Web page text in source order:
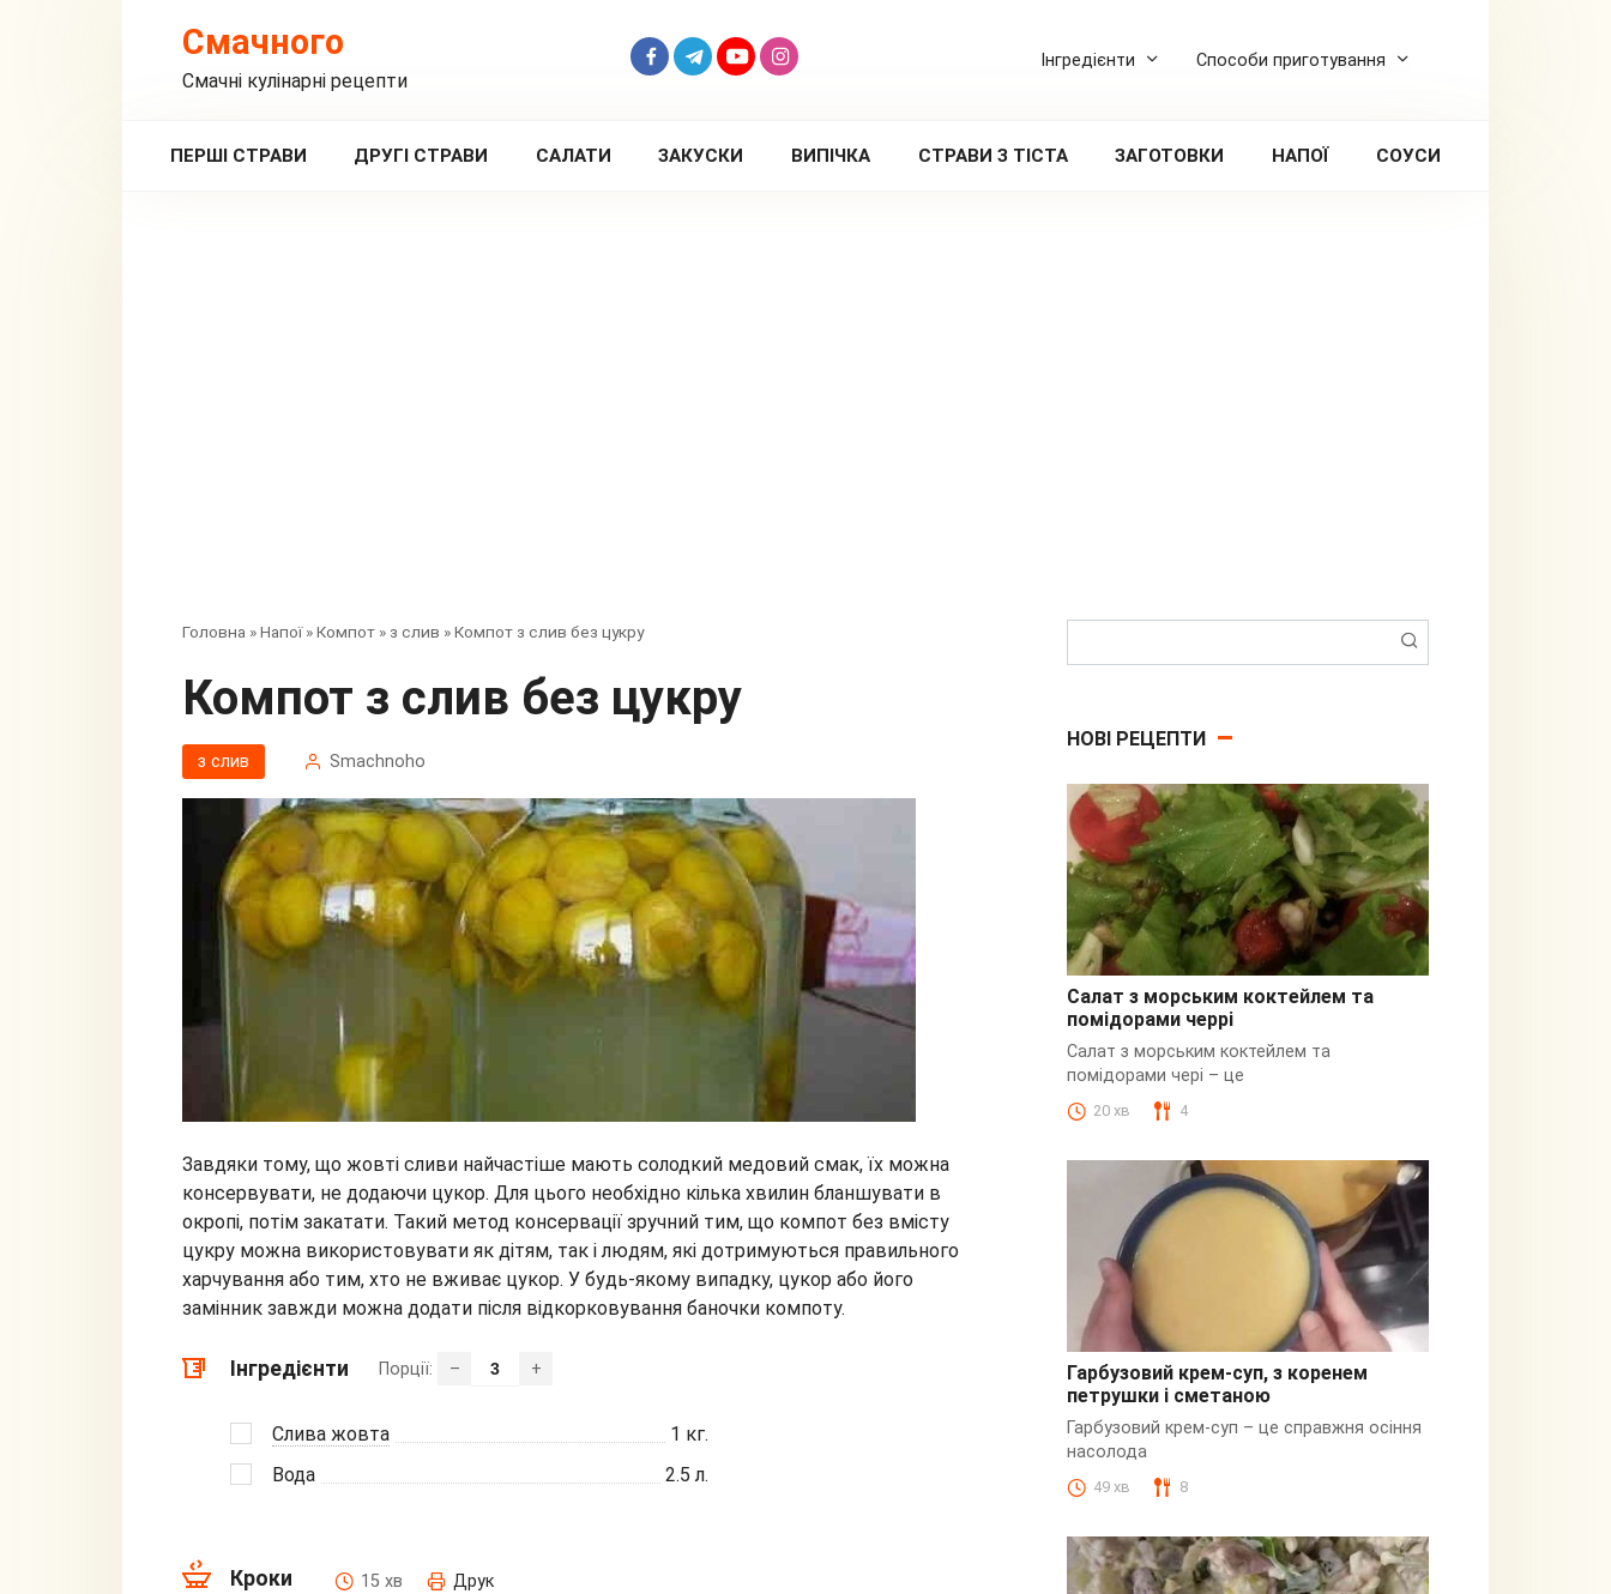
Смачного
Смачні кулінарні рецепти
Інгредієнти Способи приготування
ПЕРШІ СТРАВИ ДРУГІ СТРАВИ САЛАТИ ЗАКУСКИ ВИПІЧКА СТРАВИ З ТІСТА ЗАГОТОВКИ НАПОЇ СОУСИ
Головна »Напої»Компот » з слив »Компот з слив без цукру
Компот з слив без цукру
з слив Smachnoho
Завдяки тому, що жовті сливи найчастіше мають солодкий медовий смак, їх можна
консервувати, не додаючи цукор. Для цього необхідно кілька хвилин бланшувати в
окропі, потім закатати. Такий метод консервації зручний тим, що компот без вмісту
цукру можна використовувати як дітям, так і людям, які дотримуються правильного
харчування або тим, хто не вживає цукор. У будь-якому випадку, цукор або його
замінник завжди можна додати після відкорковування баночки компоту.
Інгредієнти Порції: – +
Слива жовта 1 кг.
Вода
2.5 л.
Кроки 15 хв Друк
НОВІ РЕЦЕПТИ
З кальмарами
Салат з морським коктейлем та
помідорами черрі
Салат з морським коктейлем та
помідорами чері – це
20 хв 4
Гарбузовий
Гарбузовий крем-суп, з коренем
петрушки і сметаною
Гарбузовий крем-суп – це справжня осіння
насолода
49 хв 8